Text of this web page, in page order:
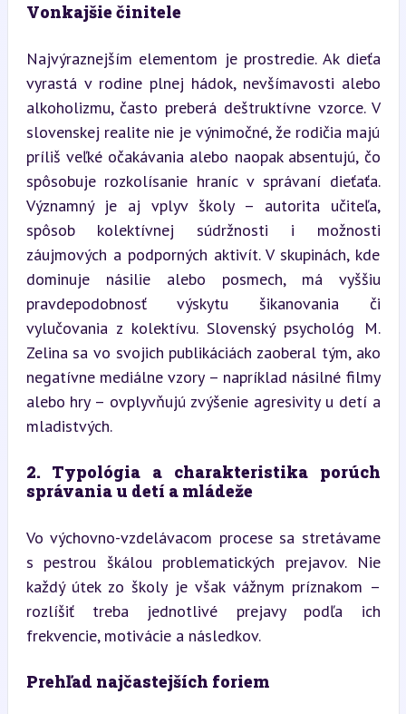
Vonkajšie činitele
Najvýraznejším elementom je prostredie. Ak dieťa
vyrastá v rodine plnej hádok, nevšímavosti alebo
alkoholizmu, často preberá deštruktívne vzorce. V
slovenskej realite nie je výnimočné, že rodičia majú
príliš veľké očakávania alebo naopak absentujú, čo
spôsobuje rozkolísanie hraníc v správaní dieťaťa.
Významný je aj vplyv školy – autorita učiteľa,
spôsob kolektívnej súdržnosti i možnosti
záujmových a podporných aktivít. V skupinách, kde
dominuje násilie alebo posmech, má vyššiu
pravdepodobnosť výskytu šikanovania či
vylučovania z kolektívu. Slovenský psychológ M.
Zelina sa vo svojich publikáciách zaoberal tým, ako
negatívne mediálne vzory – napríklad násilné filmy
alebo hry – ovplyvňujú zvýšenie agresivity u detí a
mladistvých.
2. Typológia a charakteristika porúch
správania u detí a mládeže
Vo výchovno-vzdelávacom procese sa stretávame
s pestrou škálou problematických prejavov. Nie
každý útek zo školy je však vážnym príznakom –
rozlíšiť treba jednotlivé prejavy podľa ich
frekvencie, motivácie a následkov.
Prehľad najčastejších foriem